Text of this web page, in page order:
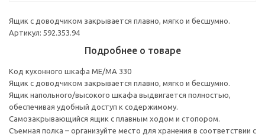
Ящик с доводчиком закрывается плавно, мягко и бесшумно.
Артикул: 592.353.94
Подробнее о товаре
Код кухонного шкафа ME/MA 330
Ящик с доводчиком закрывается плавно, мягко и бесшумно.
Ящик напольного/высокого шкафа выдвигается полностью,
обеспечивая удобный доступ к содержимому.
Cамозакрывающийся ящик с плавным ходом и стопором.
Съемная полка – организуйте место для хранения в соответствии с